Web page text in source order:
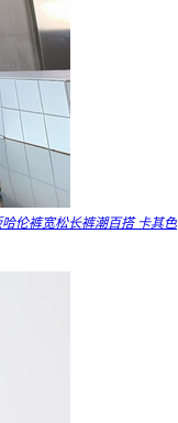
伦裤宽松长裤潮百搭 卡其色